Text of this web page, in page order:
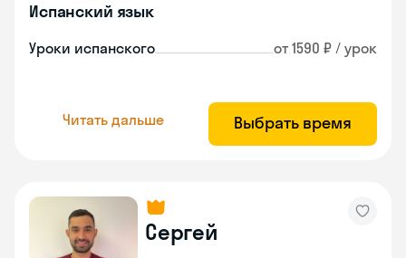
Испанский язык
Уроки испанского от 1590 ₽ / урок
Читать дальше Выбрать время
Сергей